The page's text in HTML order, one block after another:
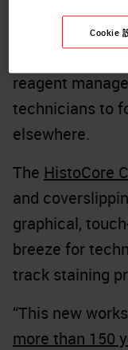
it’s time to
reagent
technicians to
elsewhere.
The HistoCore
and
graphical,
breeze for
track staining
“This new
more than 150
Cookie